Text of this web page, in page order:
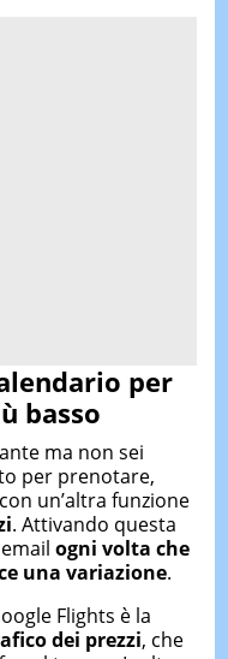
per
basso
ma non sei
per prenotare,
un’altra funzione
. Attivando questa
ogni volta che
una variazione.
Flights è la
dei prezzi, che